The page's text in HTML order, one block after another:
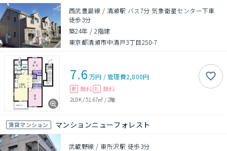
西武豊島線 / 清瀬駅 バス7分 気象衛星センター下車
徒歩3分
築24年 /2階建
東京都清瀬市中清戸3丁目250-7
7.6 万円 /管理費2,800円
敷 無料 礼 無料
2LDK/51.67㎡ / 2階
賃貸マンション マンションニューフォレスト
武蔵野線 / 東所沢駅 徒歩3分